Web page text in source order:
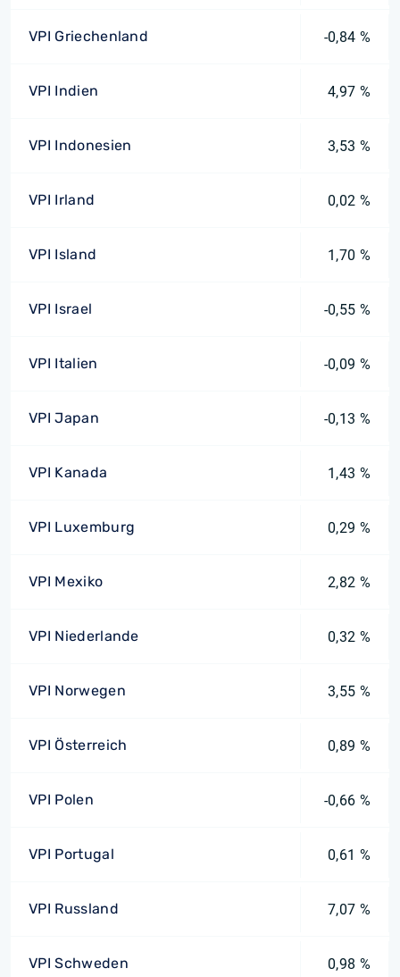
VPI Griechenland -0,84 %
VPI Indien 4,97 %
VPI Indonesien 3,53 %
VPI Irland 0,02 %
VPI Island 1,70 %
VPI Israel -0,55 %
VPI Italien -0,09 %
VPI Japan -0,13 %
VPI Kanada 1,43 %
VPI Luxemburg 0,29 %
VPI Mexiko 2,82 %
VPI Niederlande 0,32 %
VPI Norwegen 3,55 %
VPI Österreich 0,89 %
VPI Polen -0,66 %
VPI Portugal 0,61 %
VPI Russland 7,07 %
VPI Schweden 0,98 %